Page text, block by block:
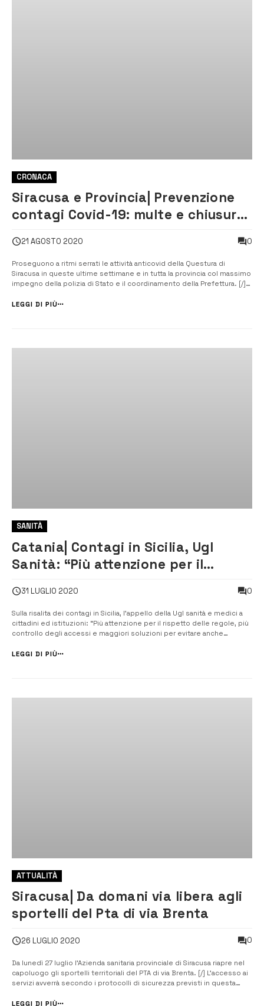
CRONACA
Siracusa e Provincia| Prevenzione
contagi Covid-19: multe e chiusure
commerciali
21 AGOSTO 2020 0
Proseguono a ritmi serrati le attività anticovid della Questura di
Siracusa in queste ultime settimane e in tutta la provincia col massimo
impegno della polizia di Stato e il coordinamento della Prefettura. [/]
questore Giusi Scaduto ha emanato un provvedimento di chiusura...
LEGGI DI PIÙ
SANITÀ
Catania| Contagi in Sicilia, Ugl
Sanità: “Più attenzione per il
lavoratori”
31 LUGLIO 2020 0
Sulla risalita dei contagi in Sicilia, l’appello della Ugl sanità e medici a
cittadini ed istituzioni: “Più attenzione per il rispetto delle regole, più
controllo degli accessi e maggiori soluzioni per evitare anche
diffusione del contagio da Covid-19 in S...
LEGGI DI PIÙ
ATTUALITÀ
Siracusa| Da domani via libera agli
sportelli del Pta di via Brenta
26 LUGLIO 2020 0
Da lunedì 27 luglio l’Azienda sanitaria provinciale di Siracusa riapre nel
capoluogo gli sportelli territoriali del PTA di via Brenta. [/] L’accesso ai
servizi avverrà secondo i protocolli di sicurezza previsti in questa
possibili contagi. La riapertura degli sportelli di ...
LEGGI DI PIÙ